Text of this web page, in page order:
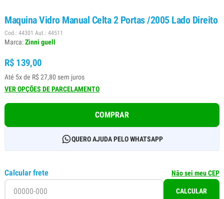
Maquina Vidro Manual Celta 2 Portas /2005 Lado Direito
Cod.: 44301 Aut.: 44511
Marca:Zinni guell
R$ 139,00
Até 5x de R$ 27,80 sem juros
VER OPÇÕES DE PARCELAMENTO
COMPRAR
QUERO AJUDA PELO WHATSAPP
Calcular frete Não sei meu CEP
CALCULAR